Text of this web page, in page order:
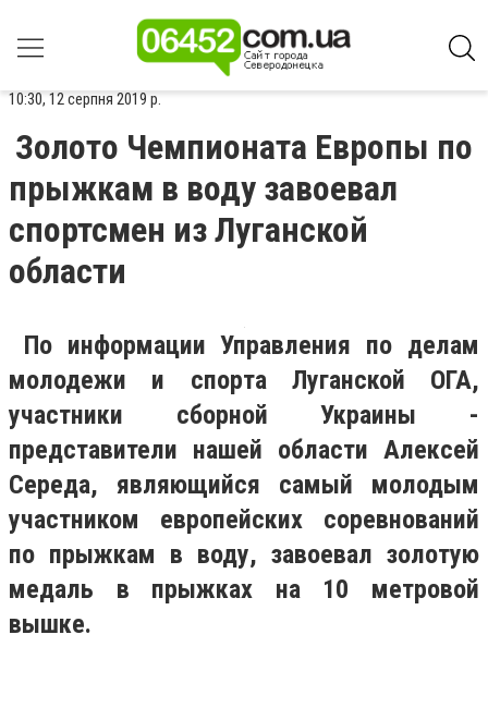
10:30, 12 серпня 2019 р.
Золото Чемпионата Европы по
прыжкам в воду завоевал
спортсмен из Луганской
области
По информации Управления по делам
молодежи и спорта Луганской ОГА,
участники сборной Украины -
представители нашей области Алексей
Середа, являющийся самый молодым
участником европейских соревнований
по прыжкам в воду, завоевал золотую
медаль в прыжках на 10 метровой
вышке.